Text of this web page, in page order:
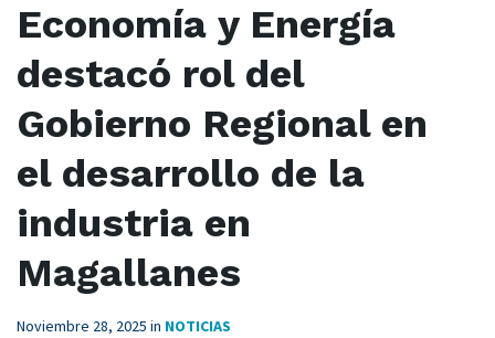
Economía y Energía
destacó rol del
Gobierno Regional en
el desarrollo de la
industria en
Magallanes
Noviembre 28, 2025 in NOTICIAS